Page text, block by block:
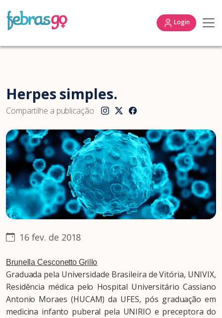
Login
Herpes simples.
Compartilhe a publicação
16 fev. de 2018
Brunella Cesconetto Grillo
Graduada pela Universidade Brasileira de Vitória, UNIVIX,
Residência médica pelo Hospital Universitário Cassiano
Antonio Moraes (HUCAM) da UFES, pós graduação em
medicina infanto puberal pela UNIRIO e preceptora do